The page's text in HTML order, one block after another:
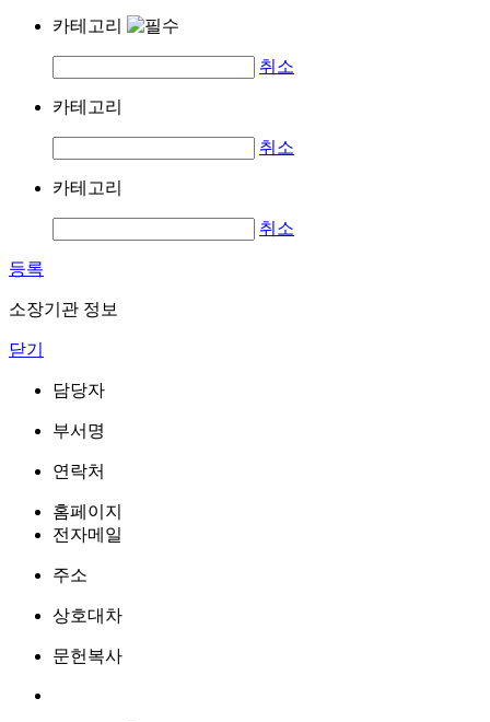
카테고리
취소
카테고리
취소
카테고리
취소
등록
소장기관 정보
닫기
담당자
부서명
연락처
홈페이지
전자메일
주소
상호대차
문헌복사